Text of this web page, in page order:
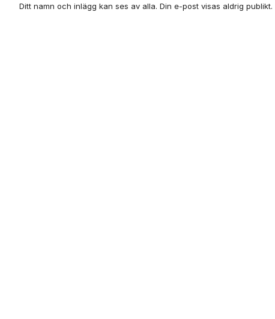
Ditt namn och inlägg kan ses av alla. Din e-post visas aldrig publikt.